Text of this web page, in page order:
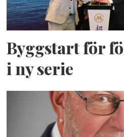
Byggstart för
i ny serie